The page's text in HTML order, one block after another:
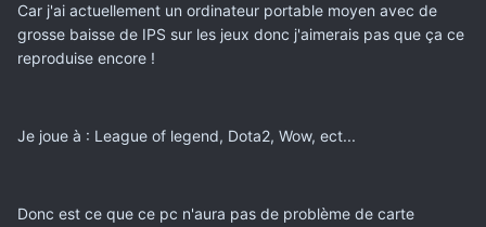
Car j'ai actuellement un ordinateur portable moyen avec de
grosse baisse de IPS sur les jeux donc j'aimerais pas que ça ce
reproduise encore !
Je joue à : League of legend, Dota2, Wow, ect...
Donc est ce que ce pc n'aura pas de problème de carte